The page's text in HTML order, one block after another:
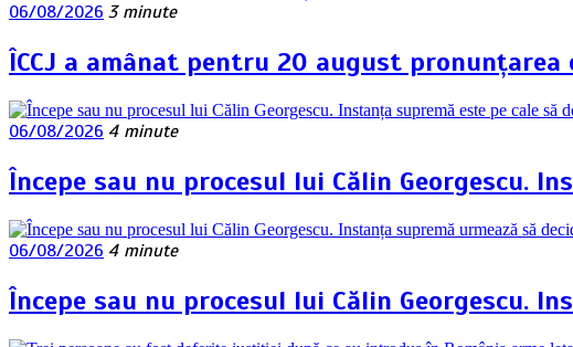
06/08/2026 3 minute
ÎCCJ a amânat pentru 20 august
06/08/2026 4 minute
Începe sau nu procesul lui Călin Georgescu.
06/08/2026 4 minute
Începe sau nu procesul lui Călin Georgescu.